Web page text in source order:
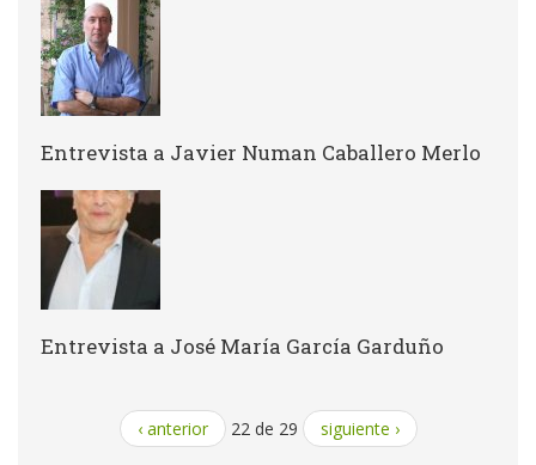
Entrevista a Javier Numan Caballero Merlo
Entrevista a José María García Garduño
‹ anterior 22 de 29 siguiente ›